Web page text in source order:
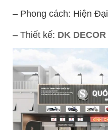
– Phong cách: Hiện Đại
– Thiết kế: DK DECOR